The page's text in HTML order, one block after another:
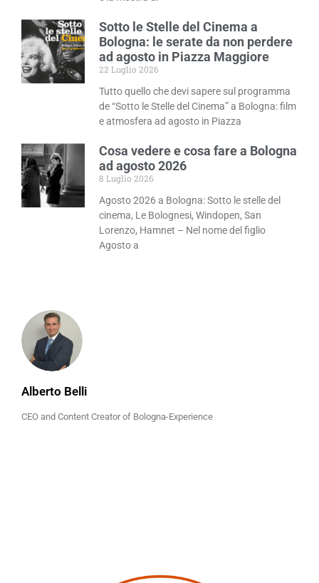
Alberto Belli
CEO and Content Creator of Bologna-Experience
Sotto le Stelle del Cinema a
Bologna: le serate da non perdere
ad agosto in Piazza Maggiore
22 Luglio 2026
Tutto quello che devi sapere sul programma
de “Sotto le Stelle del Cinema” a Bologna: film
e atmosfera ad agosto in Piazza
Cosa vedere e cosa fare a Bologna
ad agosto 2026
8 Luglio 2026
Agosto 2026 a Bologna: Sotto le stelle del
cinema, Le Bolognesi, Windopen, San
Lorenzo, Hamnet – Nel nome del figlio
Agosto a